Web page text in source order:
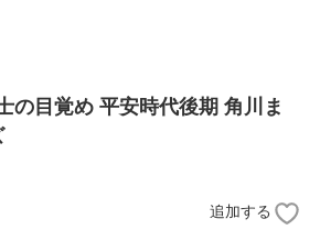
の目覚め 平安時代後期 角川ま
追加する